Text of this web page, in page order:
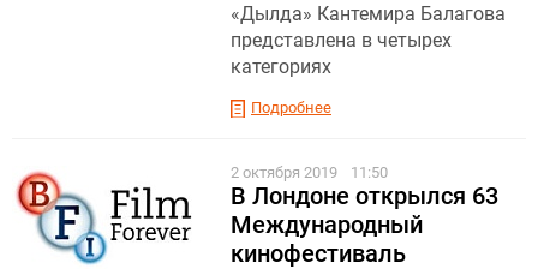
«Дылда» Кантемира Балагова
представлена в четырех
категориях
Подробнее
2 октября 2019 11:50
В Лондоне открылся 63
Международный
кинофестиваль